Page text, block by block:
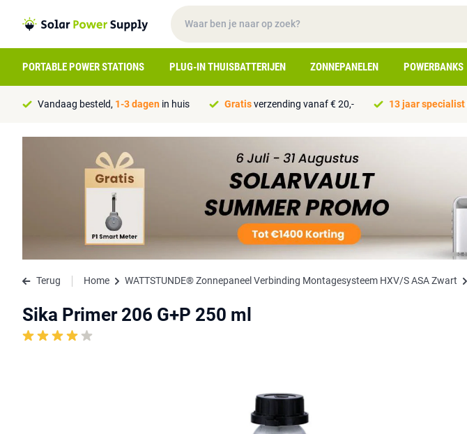
PORTABLE POWER STATIONS PLUG-IN THUISBATTERIJEN ZONNEPANELEN POWERBANKS
Vandaag besteld, 1-3 dagen in huis Gratisverzending vanaf € 20,- 13 jaar specialist
Terug Home WATTSTUNDE® Zonnepaneel Verbinding Montagesysteem HXV/S ASA Zwart
Sika Primer 206 G+P 250 ml